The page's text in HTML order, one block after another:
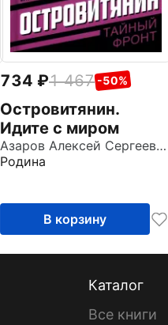
734 1 467 -50%
Островитянин.
Идите с миром
Азаров Алексей Сергеевич
Родина
В корзину
Каталог
Все книги